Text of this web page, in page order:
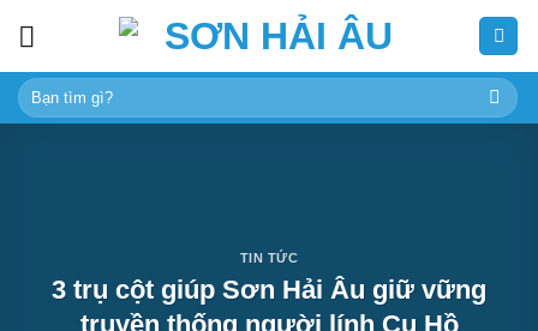
content
Tìm
kiếm:
TIN TỨC
3 trụ cột giúp Sơn Hải Âu giữ vững
truyền thống người lính Cụ Hồ